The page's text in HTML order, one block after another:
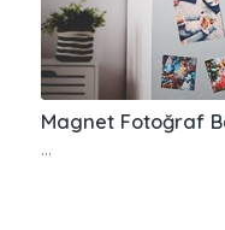
Magnet Fotoğraf
…